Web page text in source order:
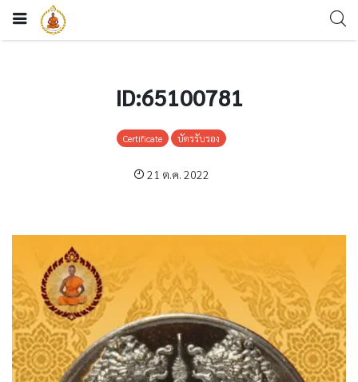
ID:65100781
Certificate บัตรรับรอง
21 ต.ค. 2022